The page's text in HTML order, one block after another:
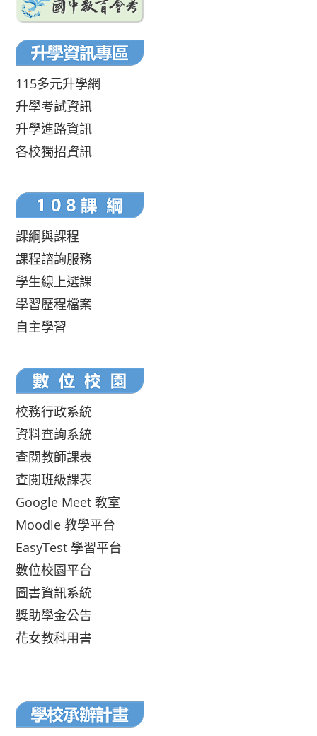
115多元升學網
升學考試資訊
升學進路資訊
各校獨招資訊
課綱與課程
課程諮詢服務
學生線上選課
學習歷程檔案
自主學習
校務行政系統
資料查詢系統
查閱教師課表
查閱班級課表
Google Meet 教室
Moodle 教學平台
EasyTest 學習平台
數位校園平台
圖書資訊系統
獎助學金公告
花女教科用書